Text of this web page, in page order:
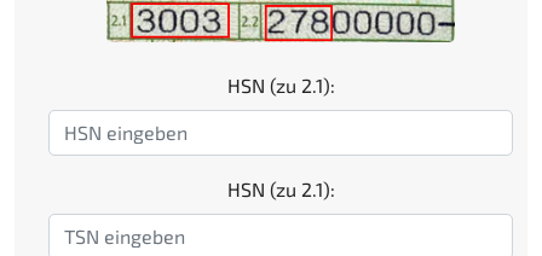
HSN (zu 2.1):
HSN (zu 2.1):